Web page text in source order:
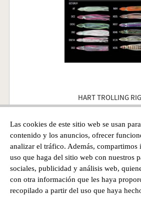
Las cookies de este sitio web se usan
contenido y los anuncios, ofrecer
analizar el tráfico. Además, compartimos
uso que haga del sitio web con nuestros
sociales, publicidad y análisis web,
con otra información que les haya
recopilado a partir del uso que haya
HART TROLLING
Precio
11,50€